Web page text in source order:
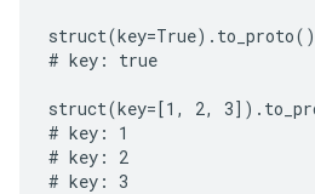
struct(key=True).to_proto()
# key: true
struct(key=[1, 2,
# key: 1
# key: 2
# key: 3